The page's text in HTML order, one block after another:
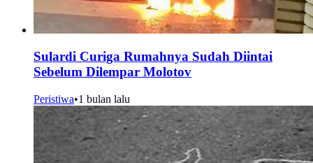
Sulardi Curiga Rumahnya Sudah Diintai
Sebelum Dilempar Molotov
Peristiwa•1 bulan lalu